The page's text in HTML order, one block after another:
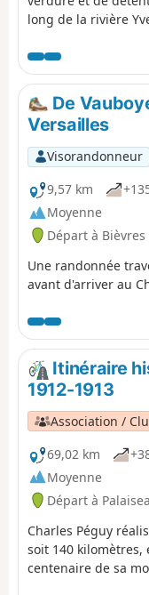
long de la rivière
plus courte pour les
De
Versailles
Visorandonneur
9,57 km
Moyenne
Départ à Bièvres
Une randonnée
avant d'arriver au
Itinéraire
1912-1913
Association /
69,02 km
Moyenne
Départ à
Charles Péguy
soit 140 kilomètres,
centenaire de sa